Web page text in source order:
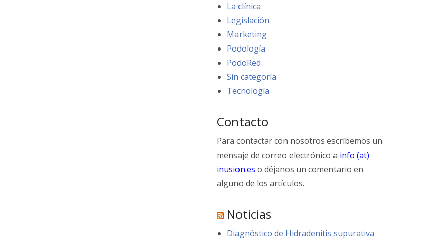
La clínica
Legislación
Marketing
Podología
PodoRed
Sin categoría
Tecnología
Contacto
Para contactar con nosotros escríbemos un
mensaje de correo electrónico a info (at)
inusion.es o déjanos un comentario en
alguno de los artículos.
Noticias
Diagnóstico de Hidradenitis supurativa